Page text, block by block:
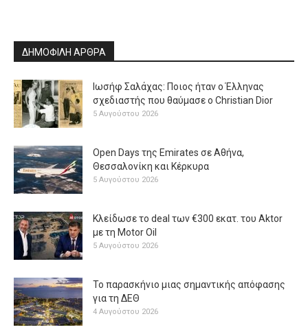
ΔΗΜΟΦΙΛΗ ΑΡΘΡΑ
Ιωσήφ Σαλάχας: Ποιος ήταν ο Έλληνας
σχεδιαστής που θαύμασε ο Christian Dior
5 Αυγούστου 2026
Open Days της Emirates σε Αθήνα,
Θεσσαλονίκη και Κέρκυρα
5 Αυγούστου 2026
Κλείδωσε το deal των €300 εκατ. του Aktor
με τη Μotor Oil
5 Αυγούστου 2026
Το παρασκήνιο μιας σημαντικής απόφασης
για τη ΔΕΘ
4 Αυγούστου 2026